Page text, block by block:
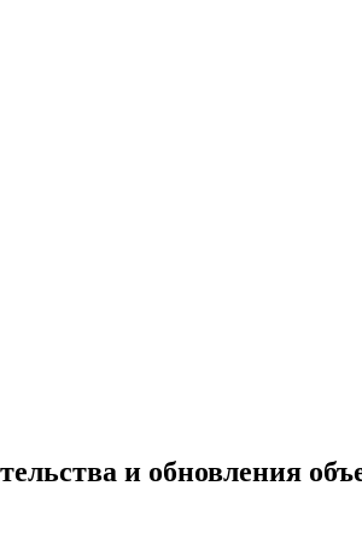
и обновления